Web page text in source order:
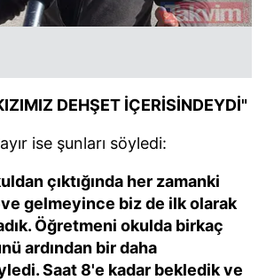
DEHŞET İÇERİSİNDEYDİ"
ise şunları söyledi:
çıktığında her zamanki
gelmeyince biz de ilk olarak
Öğretmeni okulda birkaç
ardından bir daha
Saat 8'e kadar bekledik ve